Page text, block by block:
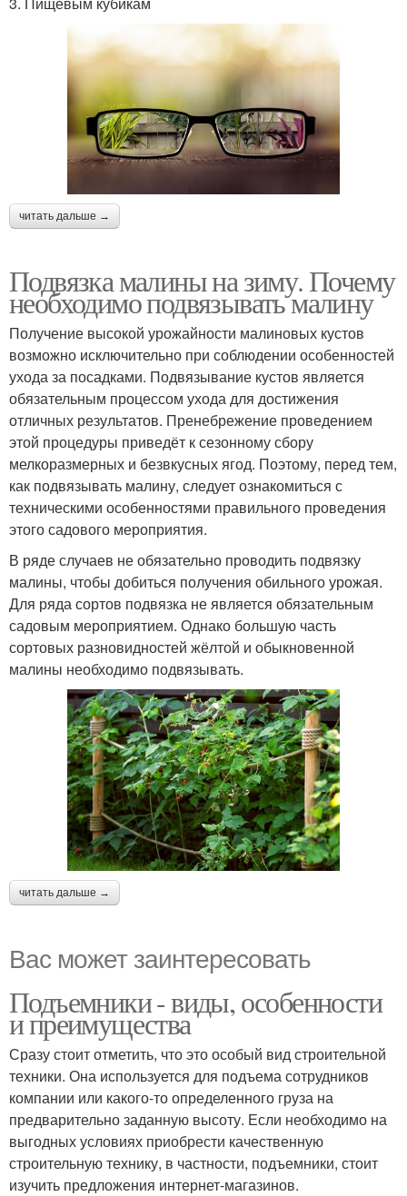
читать дальше →
Подвязка малины на зиму. Почему
необходимо подвязывать малину
Получение высокой урожайности малиновых кустов
возможно исключительно при соблюдении особенностей
ухода за посадками. Подвязывание кустов является
обязательным процессом ухода для достижения
отличных результатов. Пренебрежение проведением
этой процедуры приведёт к сезонному сбору
мелкоразмерных и безвкусных ягод. Поэтому, перед тем,
как подвязывать малину, следует ознакомиться с
техническими особенностями правильного проведения
этого садового мероприятия.
В ряде случаев не обязательно проводить подвязку
малины, чтобы добиться получения обильного урожая.
Для ряда сортов подвязка не является обязательным
садовым мероприятием. Однако большую часть
сортовых разновидностей жёлтой и обыкновенной
малины необходимо подвязывать.
читать дальше →
Вас может заинтересовать
Подъемники - виды, особенности
и преимущества
Сразу стоит отметить, что это особый вид строительной
техники. Она используется для подъема сотрудников
компании или какого-то определенного груза на
предварительно заданную высоту. Если необходимо на
выгодных условиях приобрести качественную
строительную технику, в частности, подъемники, стоит
изучить предложения интернет-магазинов.